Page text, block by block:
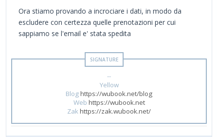
Ora stiamo provando a incrociare i dati, in modo da
escludere con certezza quelle prenotazioni per cui
sappiamo se l'email e' stata spedita
--
Yellow
Bloghttps://wubook.net/blog
Web https://wubook.net
Zakhttps://zak.wubook.net/